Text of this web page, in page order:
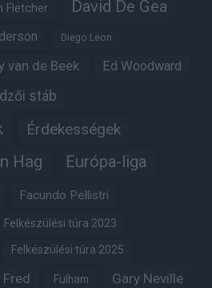
Fletcher David De Gea
Diego Leon
van de Beek Ed Woodward
stáb
Érdekességek
Hag Európa-liga
Facundo Pellistri
Felkészülési túra 2023
Felkészülési túra 2025
Fred Fulham Gary Neville